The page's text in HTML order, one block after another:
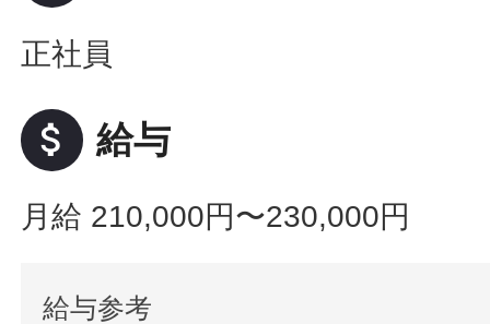
正社員
attach_money 給与
月給 210,000円〜230,000円
給与参考